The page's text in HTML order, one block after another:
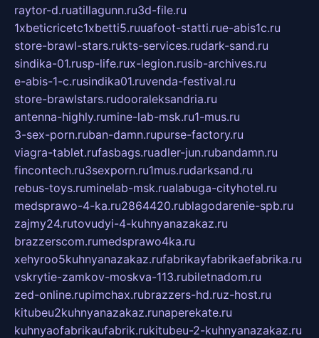
raytor-d.ruatillagunn.ru3d-file.ru
1xbeticricetc1xbetti5.ruuafoot-statti.rue-abis1c.ru
store-brawl-stars.rukts-services.rudark-sand.ru
sindika-01.rusp-life.rux-legion.rusib-archives.ru
e-abis-1-c.rusindika01.ruvenda-festival.ru
store-brawlstars.rudooraleksandria.ru
antenna-highly.rumine-lab-msk.ru1-mus.ru
3-sex-porn.ruban-damn.rupurse-factory.ru
viagra-tablet.rufasbags.ruadler-jun.rubandamn.ru
fincontech.ru3sexporn.ru1mus.rudarksand.ru
rebus-toys.ruminelab-msk.rualabuga-cityhotel.ru
medsprawo-4-ka.ru2864420.rublagodarenie-spb.ru
zajmy24.rutovudyi-4-kuhnyanazakaz.ru
brazzerscom.rumedsprawo4ka.ru
xehyroo5kuhnyanazakaz.rufabrikayfabrikaefabrika.ru
vskrytie-zamkov-moskva-113.rubiletnadom.ru
zed-online.rupimchax.rubrazzers-hd.ruz-host.ru
kitubeu2kuhnyanazakaz.runaperekate.ru
kuhnyaofabrikaufabrik.rukitubeu-2-kuhnyanazakaz.ru